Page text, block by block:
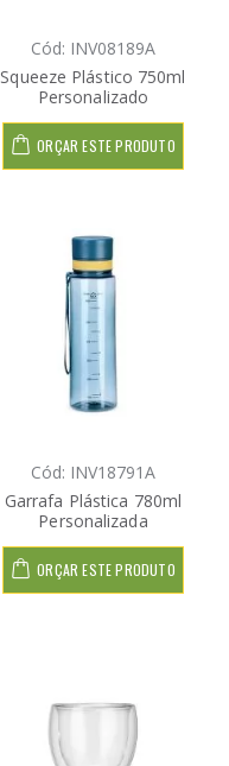
Cód: INV08189A
Squeeze Plástico 750ml
Personalizado
ORÇAR ESTE PRODUTO
Cód: INV18791A
Garrafa Plástica 780ml
Personalizada
ORÇAR ESTE PRODUTO